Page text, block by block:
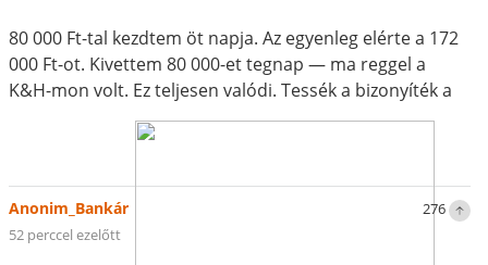
80 000 Ft-tal kezdtem öt napja. Az egyenleg elérte a 172
000 Ft-ot. Kivettem 80 000-et tegnap — ma reggel a
K&H-mon volt. Ez teljesen valódi. Tessék a bizonyíték a
276
Anonim_Bankár
52 perccel ezelőtt